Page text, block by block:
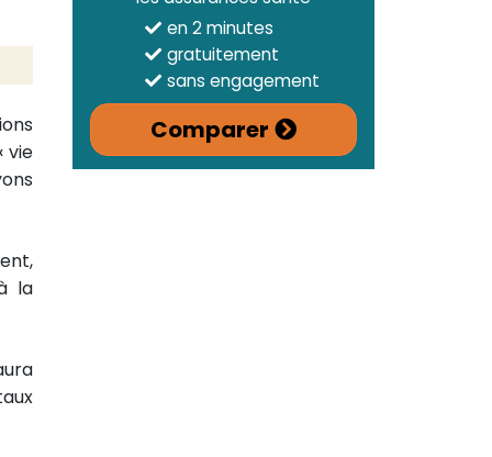
vie
la
en 2 minutes
gratuitement
sans engagement
Comparer